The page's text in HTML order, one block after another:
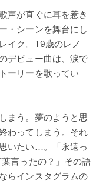
声が直ぐに耳を惹き
・シーンを舞台にし
イク。19歳のレノ
デビュー曲は、涙で
ーリーを歌ってい
まう。夢のようと思
わってしまう。それ
いたい…。「永遠っ
言ったの？」その語
らインスタグラムの